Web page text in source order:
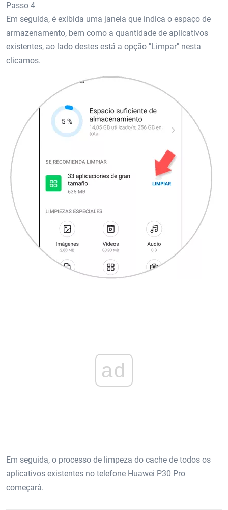
Passo 4
Em seguida, é exibida uma janela que indica o espaço de
armazenamento, bem como a quantidade de aplicativos
existentes, ao lado destes está a opção "Limpar" nesta
clicamos.
ad
Em seguida, o processo de limpeza do cache de todos os
aplicativos existentes no telefone Huawei P30 Pro
começará.